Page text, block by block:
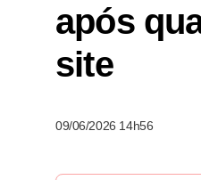
após
site
09/06/2026 14h56